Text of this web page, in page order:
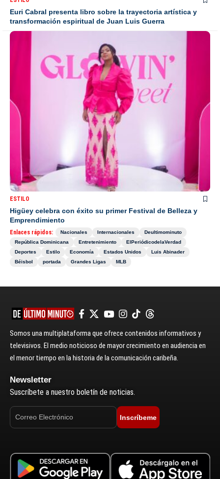
Euri Cabral presenta libro sobre la trayectoria artística y
transformación espiritual de Juan Luis Guerra
ESTILO
Higüey celebra con éxito su primer Festival de Belleza y
Emprendimiento
Enlaces rápidos: Nacionales Internacionales
Deultimominuto
República Dominicana
Entretenimiento
ElPeriódicodelaVerdad
Deportes
Estilo Economía Estados Unidos
Luis Abinader
Béisbol
portada Grandes Ligas MLB
Somos una multiplataforma que ofrece contenidos informativos y
televisivos. El medio noticioso de mayor crecimiento en audiencia en
el menor tiempo en la historia de la comunicación caribeña.
Newsletter
Suscríbete a nuestro boletín de noticias.
Inscríbeme